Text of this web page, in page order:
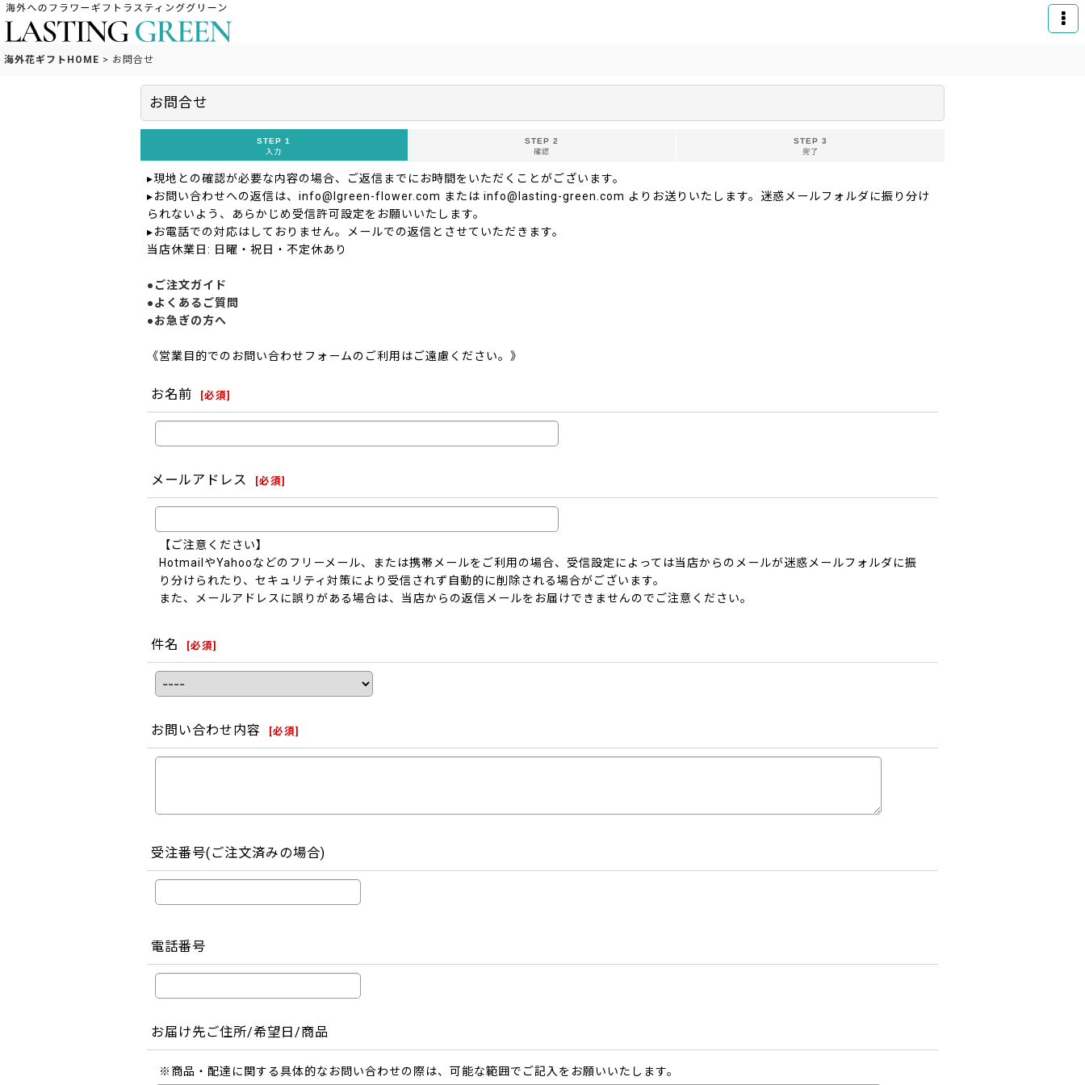
海外花ギフトHOME > お問合せ
お問合せ
STEP 1
入力
STEP 2
確認
STEP 3
完了
▸現地との確認が必要な内容の場合、ご返信までにお時間をいただくことがございます。
▸お問い合わせへの返信は、info@lgreen-flower.com または info@lasting-green.com よりお送りいたします。迷惑メールフォルダに振り分け
られないよう、あらかじめ受信許可設定をお願いいたします。
▸お電話での対応はしておりません。メールでの返信とさせていただきます。
当店休業日: 日曜・祝日・不定休あり
●ご注文ガイド
●よくあるご質問
●お急ぎの方へ
《営業目的でのお問い合わせフォームのご利用はご遠慮ください。》
お名前 [必須]
メールアドレス [必須]
【ご注意ください】
HotmailやYahooなどのフリーメール、または携帯メールをご利用の場合、受信設定によっては当店からのメールが迷惑メールフォルダに振
り分けられたり、セキュリティ対策により受信されず自動的に削除される場合がございます。
また、メールアドレスに誤りがある場合は、当店からの返信メールをお届けできませんのでご注意ください。
件名 [必須]
お問い合わせ内容 [必須]
受注番号(ご注文済みの場合)
電話番号
お届け先ご住所/希望日/商品
※商品・配達に関する具体的なお問い合わせの際は、可能な範囲でご記入をお願いいたします。